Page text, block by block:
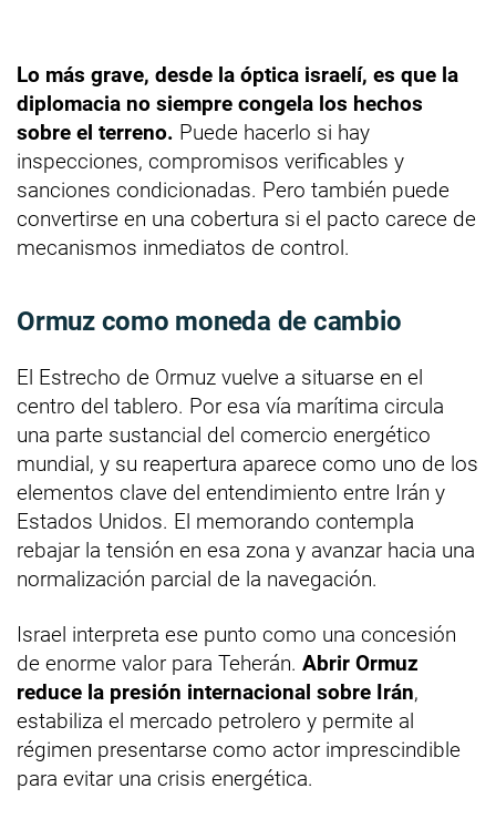
Lo más grave, desde la óptica israelí, es que la
diplomacia no siempre congela los hechos
sobre el terreno. Puede hacerlo si hay
inspecciones, compromisos verificables y
sanciones condicionadas. Pero también puede
convertirse en una cobertura si el pacto carece de
mecanismos inmediatos de control.
Ormuz como moneda de cambio
El Estrecho de Ormuz vuelve a situarse en el
centro del tablero. Por esa vía marítima circula
una parte sustancial del comercio energético
mundial, y su reapertura aparece como uno de los
elementos clave del entendimiento entre Irán y
Estados Unidos. El memorando contempla
rebajar la tensión en esa zona y avanzar hacia una
normalización parcial de la navegación.
Israel interpreta ese punto como una concesión
de enorme valor para Teherán. Abrir Ormuz
reduce la presión internacional sobre Irán,
estabiliza el mercado petrolero y permite al
régimen presentarse como actor imprescindible
para evitar una crisis energética.